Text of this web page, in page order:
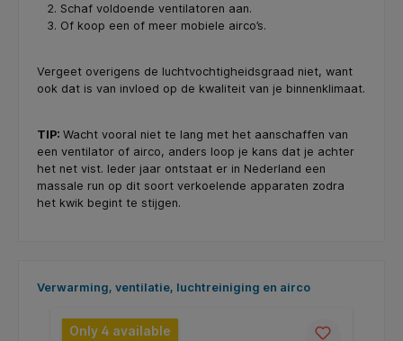
Schaf voldoende ventilatoren aan.
Of koop een of meer mobiele airco’s.
Vergeet overigens de luchtvochtigheidsgraad niet, want
ook dat is van invloed op de kwaliteit van je binnenklimaat.
TIP: Wacht vooral niet te lang met het aanschaffen van
een ventilator of airco, anders loop je kans dat je achter
het net vist. Ieder jaar ontstaat er in Nederland een
massale run op dit soort verkoelende apparaten zodra
het kwik begint te stijgen.
Skip product gallery
Verwarming, ventilatie, luchtreiniging en airco
Only 4 available